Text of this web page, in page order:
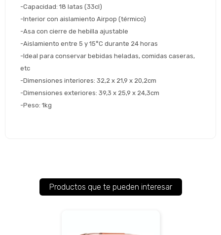
-Capacidad: 18 latas (33cl)
-Interior con aislamiento Airpop (térmico)
-Asa con cierre de hebilla ajustable
-Aislamiento entre 5 y 15°C durante 24 horas
-Ideal para conservar bebidas heladas, comidas caseras,
etc
-Dimensiones interiores: 32,2 x 21,9 x 20,2cm
-Dimensiones exteriores: 39,3 x 25,9 x 24,3cm
-Peso: 1kg
Productos que te pueden interesar
Día Mes Año
Continuar
Volver al inicio
Seleccioná Pago Después como metodo
de pago
preguntas@pagodespues.com.uy